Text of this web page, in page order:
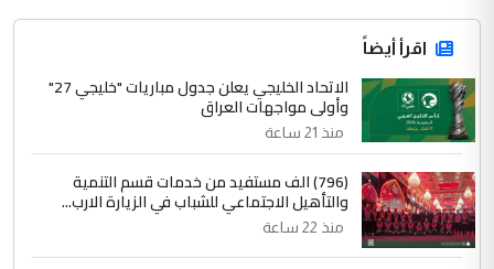
اقرأ أيضاً
الاتحاد الخليجي يعلن جدول مباريات "خليجي 27"
وأولى مواجهات العراق
منذ 21 ساعة
(796) الف مستفيد من خدمات قسم التنمية
والتأهيل الاجتماعي للشباب في الزيارة الارب...
منذ 22 ساعة